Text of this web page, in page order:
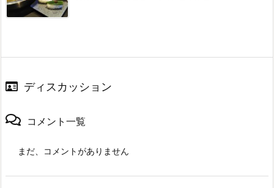
ディスカッション
コメント一覧
まだ、コメントがありません